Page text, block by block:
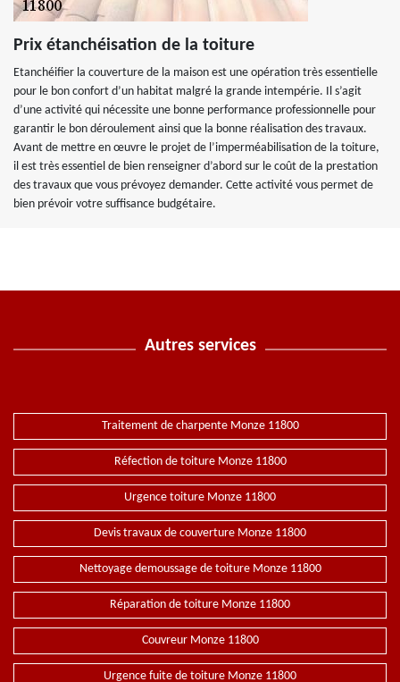
Prix étanchéisation de la toiture
Etanchéifier la couverture de la maison est une opération très essentielle
pour le bon confort d’un habitat malgré la grande intempérie. Il s’agit
d’une activité qui nécessite une bonne performance professionnelle pour
garantir le bon déroulement ainsi que la bonne réalisation des travaux.
Avant de mettre en œuvre le projet de l’imperméabilisation de la toiture,
il est très essentiel de bien renseigner d’abord sur le coût de la prestation
des travaux que vous prévoyez demander. Cette activité vous permet de
bien prévoir votre suffisance budgétaire.
Autres services
Traitement de charpente Monze 11800
Réfection de toiture Monze 11800
Urgence toiture Monze 11800
Devis travaux de couverture Monze 11800
Nettoyage demoussage de toiture Monze 11800
Réparation de toiture Monze 11800
Couvreur Monze 11800
Urgence fuite de toiture Monze 11800